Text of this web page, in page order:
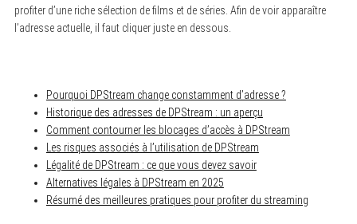
profiter d’une riche sélection de films et de séries. Afin de voir apparaître
l’adresse actuelle, il faut cliquer juste en dessous.
Pourquoi DPStream change constamment d’adresse ?
Historique des adresses de DPStream : un aperçu
Comment contourner les blocages d’accès à DPStream
Les risques associés à l’utilisation de DPStream
Légalité de DPStream : ce que vous devez savoir
Alternatives légales à DPStream en 2025
Résumé des meilleures pratiques pour profiter du streaming